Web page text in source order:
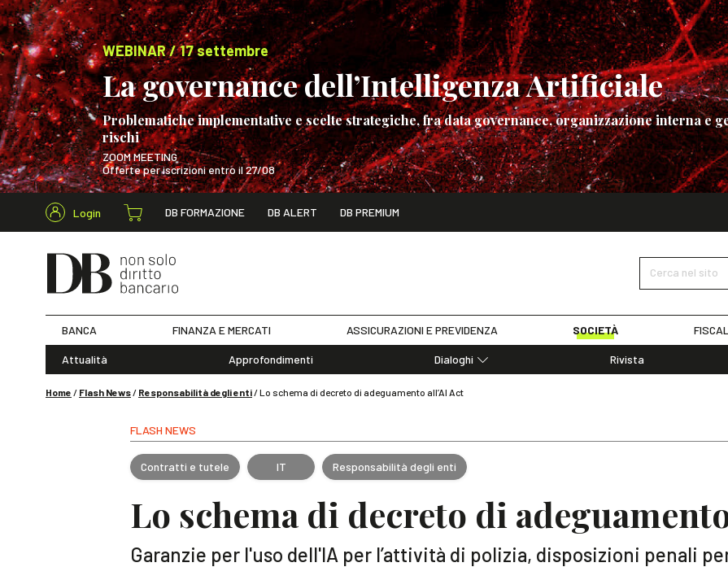
WEBINAR / 17 settembre
La governance dell’Intelligenza Artificiale
Problematiche implementative e scelte strategiche, fra data governance, organizzazione interna e
rischi
ZOOM MEETING
Offerte per iscrizioni entro il 27/08
WEBINAR / 17 settembre
Login DB FORMAZIONE DB ALERT DB PREMIUM
Cerca nel sito
Cerca nel sito
BANCA FINANZA E MERCATI ASSICURAZIONI E PREVIDENZA SOCIETÀ
Attualità Approfondimenti
Dialoghi
Rivista
Home / Flash News/ Responsabilità degli enti/Lo schema di decreto di adeguamento all’AI Act
FLASH NEWS
Contratti e tutele IT Responsabilità degli enti
Lo schema di decreto di
Garanzie per l'uso dell'IA per l’attività di polizia, disposizioni penali